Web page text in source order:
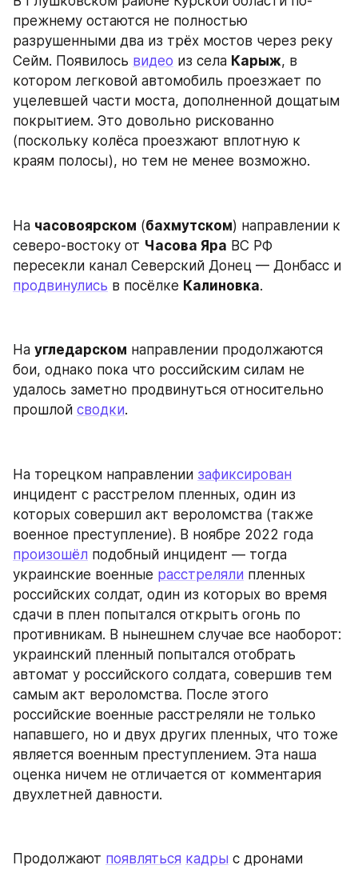
прежнему остаются не полностью
разрушенными два из трёх мостов через реку
Сейм. Появилось видео из села Карыж, в
котором легковой автомобиль проезжает по
уцелевшей части моста, дополненной дощатым
покрытием. Это довольно рискованно
(поскольку колёса проезжают вплотную к
краям полосы), но тем не менее возможно.
На часовоярском (бахмутском) направлении к
северо-востоку от Часова Яра ВС РФ
продвинулись в посёлке Калиновка.
На угледарском направлении продолжаются
бои, однако пока что российским силам не
удалось заметно продвинуться относительно
прошлой сводки.
На торецком направлении зафиксирован
инцидент с расстрелом пленных, один из
которых совершил акт вероломства (также
произошёл подобный инцидент — тогда
украинские военные расстреляли пленных
российских солдат, один из которых во время
сдачи в плен попытался открыть огонь по
противникам. В нынешнем случае все наоборот:
украинский пленный попытался отобрать
автомат у российского солдата, совершив тем
самым акт вероломства. После этого
российские военные расстреляли не только
напавшего, но и двух других пленных, что тоже
является военным преступлением. Эта наша
оценка ничем не отличается от комментария
двухлетней давности.
Продолжают появляться кадры с дронами